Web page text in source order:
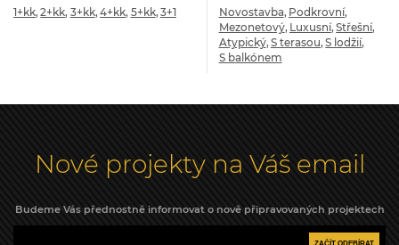
1+kk 2+kk 3+kk 4+kk 5+kk 3+1 Novostavba Podkrovní
Mezonetový Luxusní Střešní
Atypický S terasou S lodžií
S balkónem
Nové projekty na Váš email
Budeme Vás přednostně informovat o nově připravovaných projektech